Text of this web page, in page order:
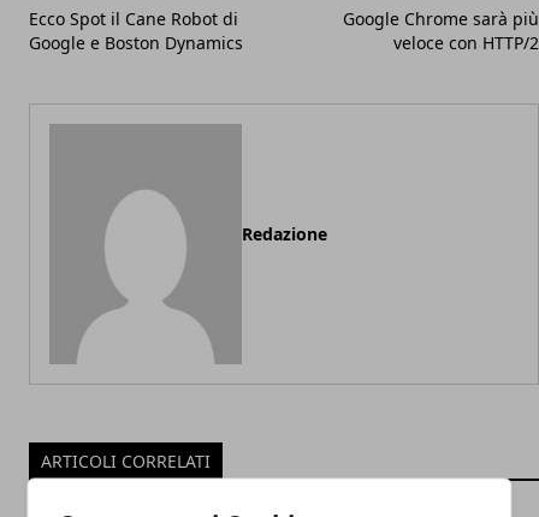
Ecco Spot il Cane Robot di
Google e Boston Dynamics
Google Chrome sarà più
veloce con HTTP/2
Redazione
ARTICOLI CORRELATI